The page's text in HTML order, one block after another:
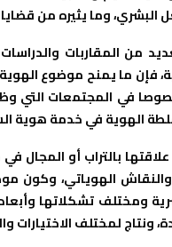
البشري، وما يثيره من
من المقاربات
فإن ما يمنح موضوع
في المجتمعات التي
الهوية في خدمة هوية
بالتراب أو المجال
الهوياتي، وكون
ومختلف تشكلاتها
ونتاج لمختلف